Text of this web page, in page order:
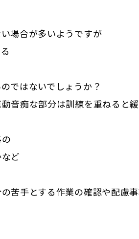
場合が多いようですが
ではないでしょうか？
音痴な部分は訓練を重ねると
ど
苦手とする作業の確認や配慮